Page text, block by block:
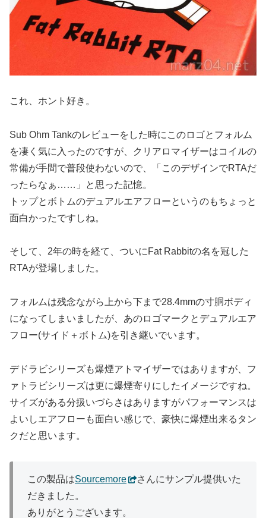
これ、ホント好き。
Sub Ohm Tankのレビューをした時にこのロゴとフォルム
を凄く気に入ったのですが、クリアロマイザーはコイルの
常備が手間で普段使わないので、「このデザインでRTAだ
ったらなぁ……」と思った記憶。
トップとボトムのデュアルエアフローというのもちょっと
面白かったですしね。
そして、2年の時を経て、ついにFat Rabbitの名を冠した
RTAが登場しました。
フォルムは残念ながら上から下まで28.4mmの寸胴ボディ
になってしまいましたが、あのロゴマークとデュアルエア
フロー(サイド＋ボトム)を引き継いでいます。
デドラビシリーズも爆煙アトマイザーではありますが、フ
ァトラビシリーズは更に爆煙寄りにしたイメージですね。
サイズがある分扱いづらさはありますがパフォーマンスは
よいしエアフローも面白い感じで、豪快に爆煙出来るタン
クだと思います。
この製品はSourcemore
さんにサンプル提供いた
だきました。
ありがとうございます。